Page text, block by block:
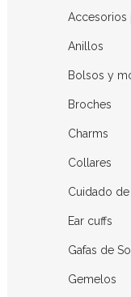
Accesorios
Anillos
Bolsos y
Broches
Charms
Collares
Cuidado
Ear cuffs
Gafas de
Gemelos